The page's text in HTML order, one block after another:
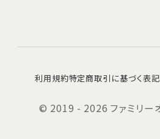
利用規約特定商取引に基づく表記
© 2019 - 2026 ファミリー